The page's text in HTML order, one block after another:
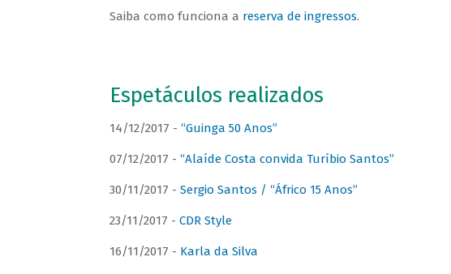
Saiba como funciona a reserva de ingressos.
Espetáculos realizados
14/12/2017 - “Guinga 50 Anos”
07/12/2017 - “Alaíde Costa convida Turíbio Santos”
30/11/2017 - Sergio Santos / “Áfrico 15 Anos”
23/11/2017 - CDR Style
16/11/2017 - Karla da Silva